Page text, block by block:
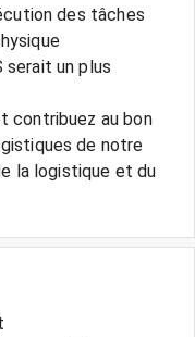
des tâches
serait un plus
contribuez au bon
de notre
la logistique et du